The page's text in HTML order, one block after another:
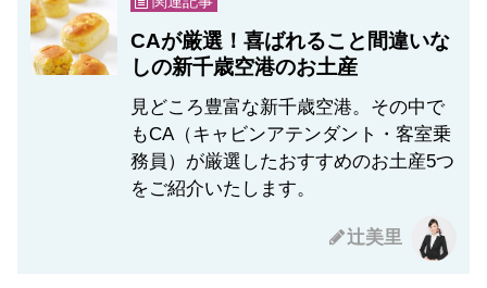
CAが厳選！喜ばれること間違いな
しの新千歳空港のお土産
見どころ豊富な新千歳空港。その中で
もCA（キャビンアテンダント・客室乗
務員）が厳選したおすすめのお土産5つ
をご紹介いたします。
辻美里